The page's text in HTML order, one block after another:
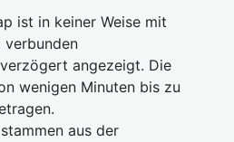
ist in keiner Weise mit
verbunden
angezeigt. Die
wenigen Minuten bis zu
aus der